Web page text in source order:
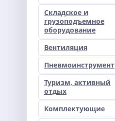
Складское и
грузоподъемное
оборудование
Вентиляция
Пневмоинструмент
Туризм, активный
отдых
Комплектующие